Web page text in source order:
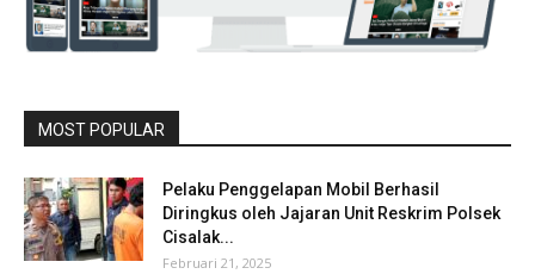
MOST POPULAR
Pelaku Penggelapan Mobil Berhasil
Diringkus oleh Jajaran Unit Reskrim Polsek
Cisalak...
Februari 21, 2025